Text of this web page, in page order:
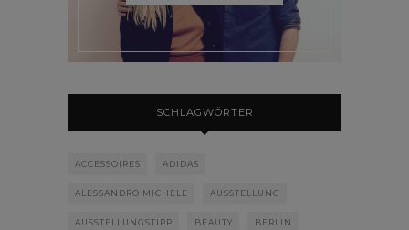
SCHLAGWÖRTER
ACCESSOIRES ADIDAS
ALESSANDRO MICHELE AUSSTELLUNG
AUSSTELLUNGSTIPP BEAUTY BERLIN